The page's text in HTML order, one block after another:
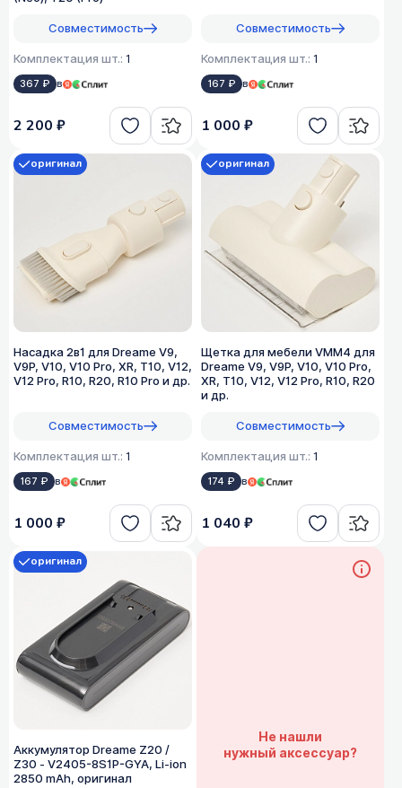
Совместимость
Комплектация шт.: 1
367 ₽ в
2 200 ₽
Совместимость
Комплектация шт.: 1
167 ₽ в
1 000 ₽
Насадка 2в1 для Dreame V9,
V9P, V10, V10 Pro, XR, T10, V12,
V12 Pro, R10, R20, R10 Pro и др.
Совместимость
Комплектация шт.: 1
167 ₽ в
оригинал
1 000 ₽
Щетка для мебели VMM4 для
Dreame V9, V9P, V10, V10 Pro,
XR, T10, V12, V12 Pro, R10, R20
и др.
Совместимость
Комплектация шт.: 1
174 ₽ в
оригинал
1 040 ₽
Аккумулятор Dreame Z20 /
Z30 - V2405-8S1P-GYA, Li-ion
2850 mAh, оригинал
оригинал
Не нашли
нужный аксессуар?